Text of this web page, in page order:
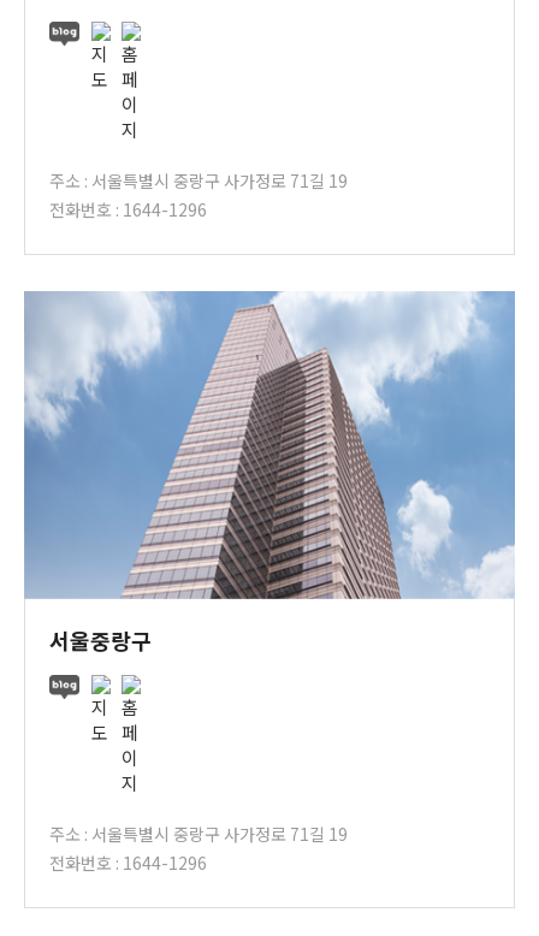
주소 : 서울특별시 중랑구 사가정로 71길 19
전화번호 : 1644-1296
서울중랑구
주소 : 서울특별시 중랑구 사가정로 71길 19
전화번호 : 1644-1296